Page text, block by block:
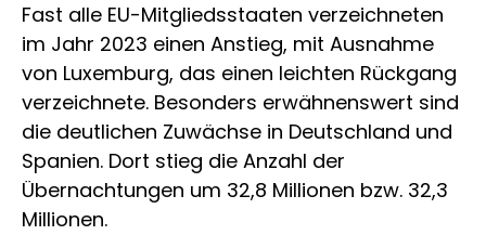
Fast alle EU-Mitgliedsstaaten verzeichneten
im Jahr 2023 einen Anstieg, mit Ausnahme
von Luxemburg, das einen leichten Rückgang
verzeichnete. Besonders erwähnenswert sind
die deutlichen Zuwächse in Deutschland und
Spanien. Dort stieg die Anzahl der
Übernachtungen um 32,8 Millionen bzw. 32,3
Millionen.